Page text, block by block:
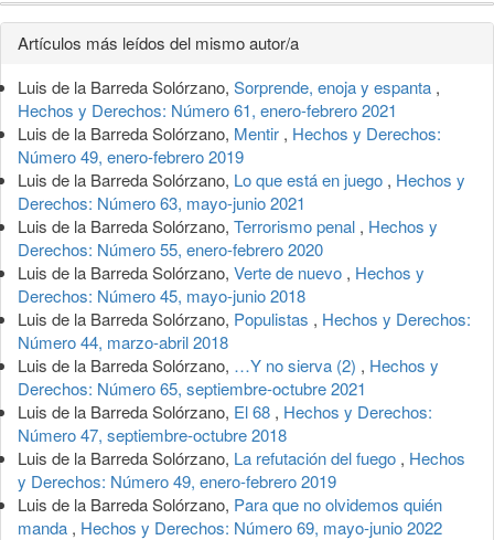
Detalles
del
artículo
Artículos más leídos del mismo autor/a
Luis de la Barreda Solórzano, Sorprende, enoja y espanta ,
Hechos y Derechos: Número 61, enero-febrero 2021
Luis de la Barreda Solórzano, Mentir , Hechos y Derechos:
Número 49, enero-febrero 2019
Luis de la Barreda Solórzano, Lo que está en juego , Hechos y
Derechos: Número 63, mayo-junio 2021
Luis de la Barreda Solórzano, Terrorismo penal , Hechos y
Derechos: Número 55, enero-febrero 2020
Luis de la Barreda Solórzano, Verte de nuevo , Hechos y
Derechos: Número 45, mayo-junio 2018
Luis de la Barreda Solórzano, Populistas , Hechos y Derechos:
Número 44, marzo-abril 2018
Luis de la Barreda Solórzano, …Y no sierva (2) , Hechos y
Derechos: Número 65, septiembre-octubre 2021
Luis de la Barreda Solórzano, El 68 , Hechos y Derechos:
Número 47, septiembre-octubre 2018
Luis de la Barreda Solórzano, La refutación del fuego , Hechos
y Derechos: Número 49, enero-febrero 2019
Luis de la Barreda Solórzano, Para que no olvidemos quién
manda , Hechos y Derechos: Número 69, mayo-junio 2022